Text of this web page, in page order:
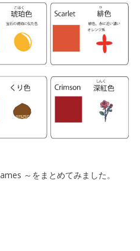
～をまとめてみました。